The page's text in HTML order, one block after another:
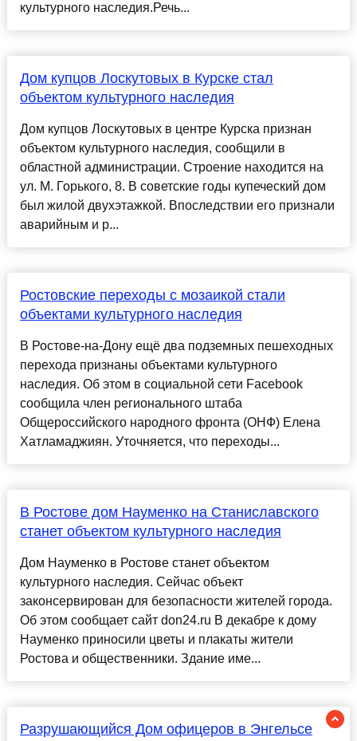
культурного наследия.Речь...
Дом купцов Лоскутовых в Курске стал
объектом культурного наследия
Дом купцов Лоскутовых в центре Курска признан
объектом культурного наследия, сообщили в
областной администрации. Строение находится на
ул. М. Горького, 8. В советские годы купеческий дом
был жилой двухэтажкой. Впоследствии его признали
аварийным и р...
Ростовские переходы с мозаикой стали
объектами культурного наследия
В Ростове-на-Дону ещё два подземных пешеходных
перехода признаны объектами культурного
наследия. Об этом в социальной сети Facebook
сообщила член регионального штаба
Общероссийского народного фронта (ОНФ) Елена
Хатламаджиян. Уточняется, что переходы...
В Ростове дом Науменко на Станиславского
станет объектом культурного наследия
Дом Науменко в Ростове станет объектом
культурного наследия. Сейчас объект
законсервирован для безопасности жителей города.
Об этом сообщает cайт don24.ru В декабре к дому
Науменко приносили цветы и плакаты жители
Ростова и общественники. Здание име...
Разрушающийся Дом офицеров в Энгельсе